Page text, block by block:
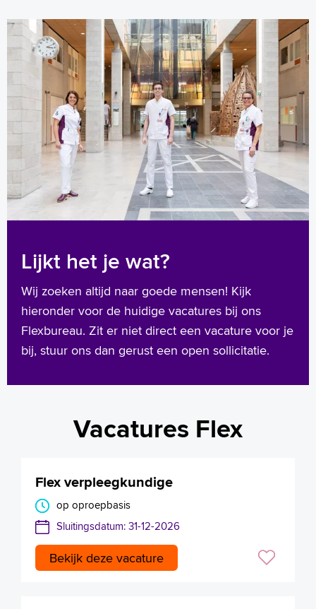
Lijkt het je wat?
Wij zoeken altijd naar goede mensen! Kijk
hieronder voor de huidige vacatures bij ons
Flexbureau. Zit er niet direct een vacature voor je
bij, stuur ons dan gerust een open sollicitatie.
Vacatures Flex
Flex verpleegkundige
op oproepbasis
Sluitingsdatum: 31-12-2026
Bekijk deze vacature